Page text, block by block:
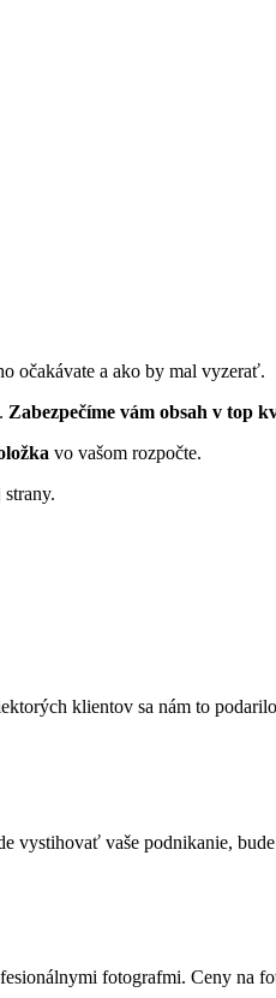
očakávate a ako by mal vyzerať.
Zabezpečíme vám obsah v top
vo vašom rozpočte.
klientov sa nám to
vaše podnikanie,
fotografmi. Ceny na